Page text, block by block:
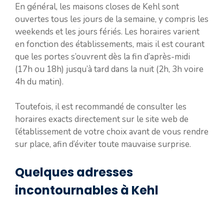
En général, les maisons closes de Kehl sont
ouvertes tous les jours de la semaine, y compris les
weekends et les jours fériés. Les horaires varient
en fonction des établissements, mais il est courant
que les portes s’ouvrent dès la fin d’après-midi
(17h ou 18h) jusqu’à tard dans la nuit (2h, 3h voire
4h du matin).
Toutefois, il est recommandé de consulter les
horaires exacts directement sur le site web de
l’établissement de votre choix avant de vous rendre
sur place, afin d’éviter toute mauvaise surprise.
Quelques adresses
incontournables à Kehl